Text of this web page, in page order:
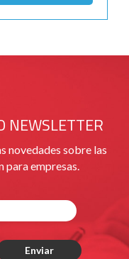
NEWSLETTER
novedades sobre las
empresas.